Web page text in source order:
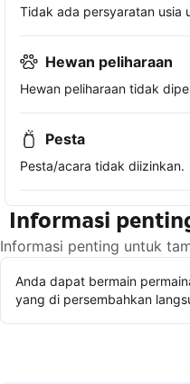
Tidak ada persyaratan usia
Hewan peliharaan
Hewan peliharaan tidak
Pesta
Pesta/acara tidak diizinkan.
Informasi
Informasi penting untuk
Anda dapat bermain
yang di persembahkan